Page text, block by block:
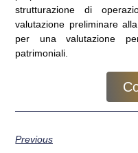
strutturazione di
valutazione preliminare
per una valutazione
patrimoniali.
Previous